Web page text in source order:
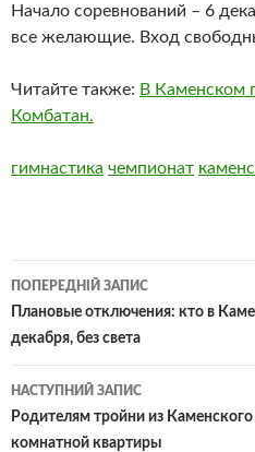
Начало соревнований – 6
все желающие. Вход
Читайте также: В Каменском
Комбатан.
гимнастика чемпионат
Навігація
по
записам
ПОПЕРЕДНІЙ ЗАПИС
Плановые отключения: кто в
декабря, без света
НАСТУПНИЙ ЗАПИС
Родителям тройни из
комнатной квартиры